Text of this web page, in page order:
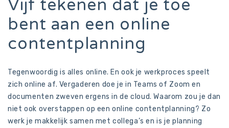
Vijf tekenen dat je toe
bent aan een online
contentplanning
Tegenwoordig is alles online. En ook je werkproces speelt
zich online af. Vergaderen doe je in Teams of Zoom en
documenten zweven ergens in de cloud. Waarom zou je dan
niet ook overstappen op een online contentplanning? Zo
werk je makkelijk samen met collega’s en is je planning